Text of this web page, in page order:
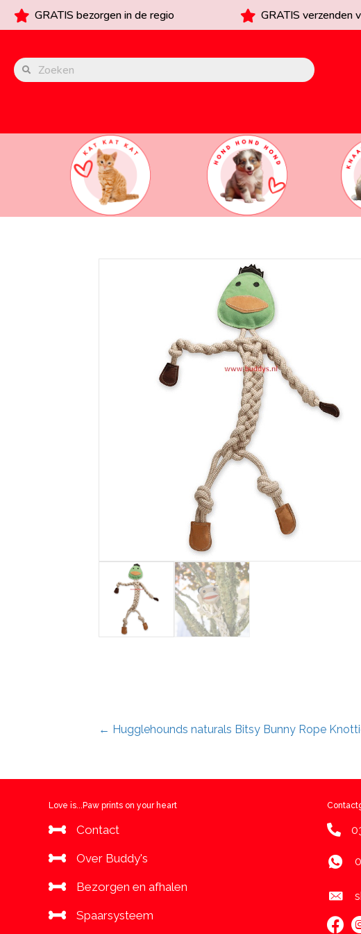
GRATIS bezorgen in de regio GRATIS verzenden
Posts
← Hugglehounds naturals Bitsy Bunny Rope
Love is...Paw prints on your heart
Contact
Over Buddy's
Bezorgen en afhalen
Spaarsysteem